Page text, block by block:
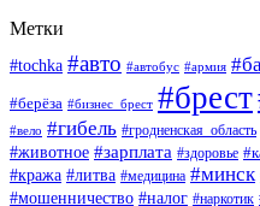
Метки
#tochka #авто #автобус #армия
#берёза #бизнес_брест #брест
#вело #гибель #гродненская_область
#животное #зарплата #здоровье
#кража #литва #медицина #минск
#мошенничество #налог #наркотик